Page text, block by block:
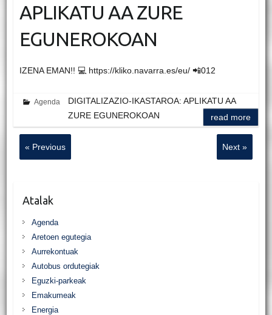
APLIKATU AA ZURE
EGUNEROKOAN
IZENA EMAN!! 💻 https://kliko.navarra.es/eu/ 📲012
Agenda
DIGITALIZAZIO-IKASTAROA: APLIKATU AA
ZURE EGUNEROKOAN
read more
« Previous Next »
Atalak
Agenda
Aretoen egutegia
Aurrekontuak
Autobus ordutegiak
Eguzki-parkeak
Emakumeak
Energia